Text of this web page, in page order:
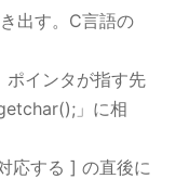
出す。C言語の
ポインタが指す先
」に相
応する ] の直後に